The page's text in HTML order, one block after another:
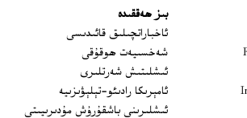
Opens in new window
Opens in new window
Opens in new window
Opens in new window
بىز ھەققىدە
ئاخباراتچىلىق قائىدىسى
شەخسىيەت ھوقۇقى
ئىشلىتىش شەرتلىرى
ئامېرىكا رادىئو-تېلېۋىزىيە
ئىشلىرىنى باشقۇرۇش مۇدىرىيىتى